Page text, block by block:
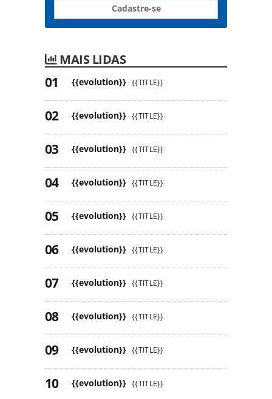
Cadastre-se
MAIS LIDAS
{{evolution}} {{TITLE}}
{{evolution}} {{TITLE}}
{{evolution}} {{TITLE}}
{{evolution}} {{TITLE}}
{{evolution}} {{TITLE}}
{{evolution}} {{TITLE}}
{{evolution}} {{TITLE}}
{{evolution}} {{TITLE}}
{{evolution}} {{TITLE}}
{{evolution}} {{TITLE}}